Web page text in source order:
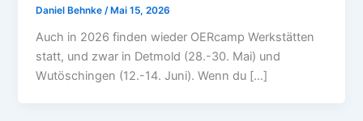
Daniel Behnke/ Mai 15, 2026
Auch in 2026 finden wieder OERcamp Werkstätten
statt, und zwar in Detmold (28.-30. Mai) und
Wutöschingen (12.-14. Juni). Wenn du […]